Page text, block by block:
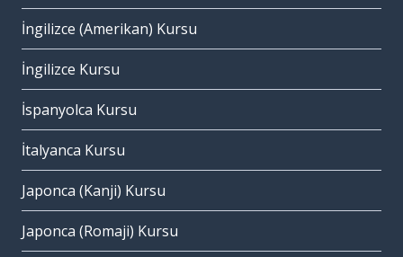
İngilizce (Amerikan) Kursu
İngilizce Kursu
İspanyolca Kursu
İtalyanca Kursu
Japonca (Kanji) Kursu
Japonca (Romaji) Kursu